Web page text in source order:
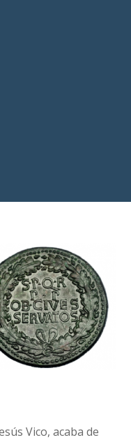
Vico, acaba de